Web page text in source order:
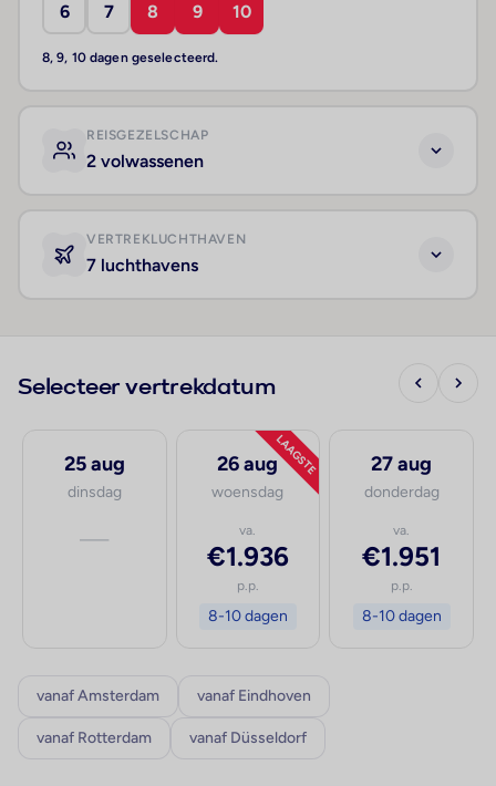
6 7 8 9 10
8, 9, 10 dagen geselecteerd.
REISGEZELSCHAP
2 volwassenen
VERTREKLUCHTHAVEN
7 luchthavens
Selecteer vertrekdatum
25 aug
dinsdag
—
LAAGSTE
26 aug
woensdag
va.
€1.936
p.p.
8-10 dagen
27 aug
donderdag
va.
€1.951
p.p.
8-10 dagen
vanaf Amsterdam vanaf Eindhoven
vanaf Rotterdam vanaf Düsseldorf